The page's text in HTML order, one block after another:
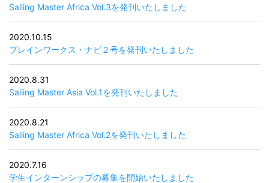
Sailing Master Africa Vol.3を発刊いたしました
2020.10.15
ブレインワークス・ナビ２号を発刊いたしました
2020.8.31
Sailing Master Asia Vol.1を発刊いたしました
2020.8.21
Sailing Master Africa Vol.2を発刊いたしました
2020.7.16
学生インターンシップの募集を開始いたしました